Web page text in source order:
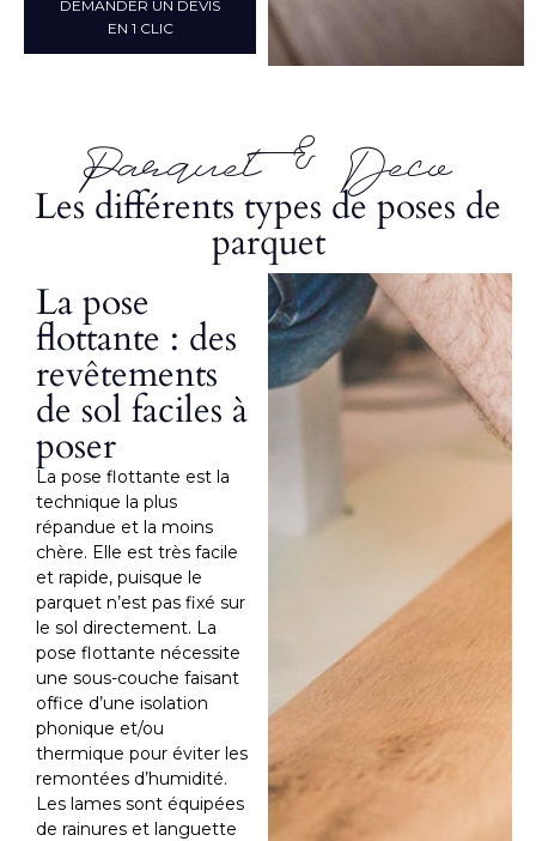
DEMANDER UN DEVIS
EN 1 CLIC
Parquet & Deco
Les différents types de poses de
parquet
La pose
flottante : des
revêtements
de sol faciles à
poser
La pose flottante est la
technique la plus
répandue et la moins
chère. Elle est très facile
et rapide, puisque le
parquet n’est pas fixé sur
le sol directement. La
pose flottante nécessite
une sous-couche faisant
office d’une isolation
phonique et/ou
thermique pour éviter les
remontées d’humidité.
Les lames sont équipées
de rainures et languette